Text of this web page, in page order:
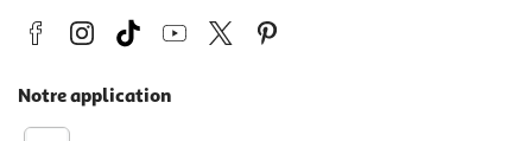
Notre application